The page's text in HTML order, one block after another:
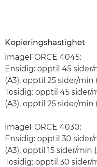
Kopieringshastighet
imageFORCE 4045:
Ensidig: opptil 45
(A3), opptil 25 sider/min
Tosidig: opptil 45 sider/
(A3), opptil 25 sider/min
imageFORCE 4030:
Ensidig: opptil 30 sider/
(A3), opptil 15 sider/min
Tosidig: opptil 30 sider/